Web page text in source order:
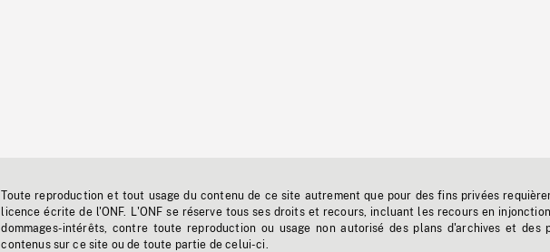
Toute reproduction et tout usage du contenu de ce site autrement que pour des fins privées
licence écrite de l'ONF. L'ONF se réserve tous ses droits et recours, incluant les recours en
dommages-intérêts, contre toute reproduction ou usage non autorisé des plans d'archives et des
contenus sur ce site ou de toute partie de celui-ci.